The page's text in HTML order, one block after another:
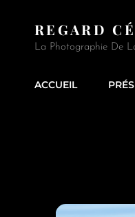
REGARD
La Photographie De
ACCUEIL